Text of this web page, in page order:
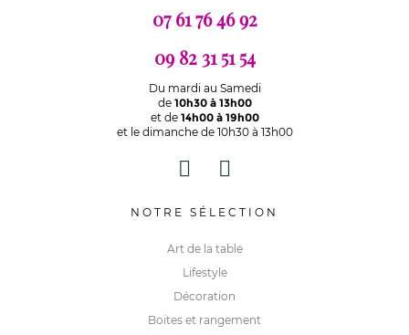
07 61 76 46 92
09 82 31 51 54
Du mardi au Samedi
de 10h30 à 13h00
et de 14h00 à 19h00
et le dimanche de 10h30 à 13h00
NOTRE SÉLECTION
Art de la table
Lifestyle
Décoration
Boites et rangement